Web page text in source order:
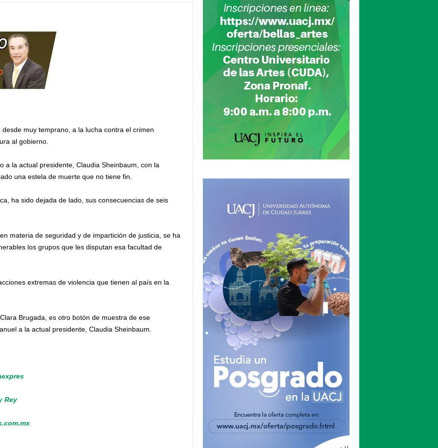
muy temprano, a la lucha contra el crimen
al gobierno.
a la actual presidente, Claudia Sheinbaum, con la
una estela de muerte que no tiene fin.
ha sido dejada de lado, sus consecuencias de seis
materia de seguridad y de impartición de justicia, se ha
los grupos que les disputan esa facultad de
extremas de violencia que tienen al país en la
Brugada, es otro botón de muestra de ese
a la actual presidente, Claudia Sheinbaum.
Rey